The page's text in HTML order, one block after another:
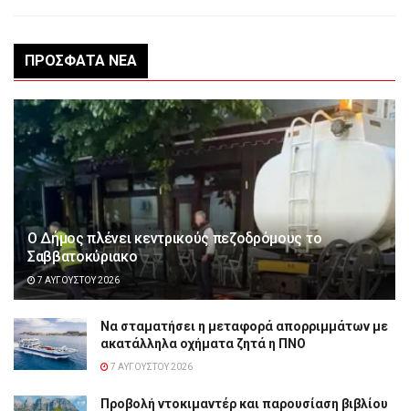
ΠΡΌΣΦΑΤΑ ΝΈΑ
Ο Δήμος πλένει κεντρικούς πεζοδρόμους το
Σαββατοκύριακο
7 ΑΥΓΟΎΣΤΟΥ 2026
Να σταματήσει η μεταφορά απορριμμάτων με
ακατάλληλα οχήματα ζητά η ΠΝΟ
7 ΑΥΓΟΎΣΤΟΥ 2026
Προβολή ντοκιμαντέρ και παρουσίαση βιβλίου